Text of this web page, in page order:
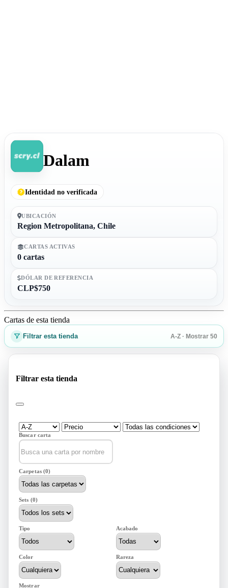
Dalam
Identidad no verificada
UBICACIÓN
Region Metropolitana, Chile
CARTAS ACTIVAS
0 cartas
DÓLAR DE REFERENCIA
CLP$750
Cartas de esta tienda
Filtrar esta tienda A-Z · Mostrar 50
Filtrar esta tienda
Buscar carta
Carpetas (0)
Sets (0)
Tipo Acabado
Color Rareza
Mostrar